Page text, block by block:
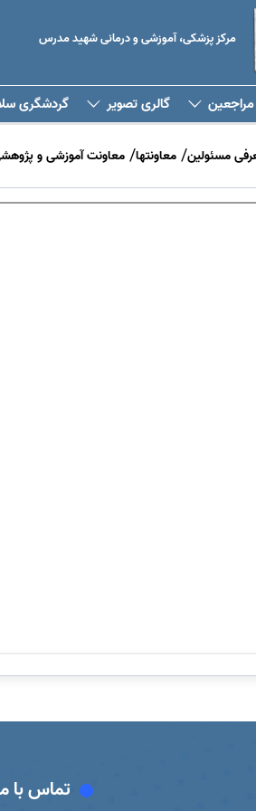
مرکز پزشکی، آموزشی و درمانی شهید مدرس
گالری تصویر گردشگری
مسئولین معاونتها معاونت آموزشی و
تماس با